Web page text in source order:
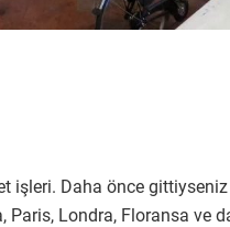
işleri. Daha önce
Paris, Londra, Floransa ve